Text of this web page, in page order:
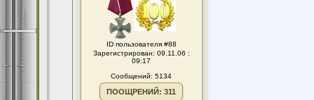
ID пользователя #88
Зарегистрирован: 09.11.06 :
09:17
Сообщений: 5134
ПООЩРЕНИЙ: 311